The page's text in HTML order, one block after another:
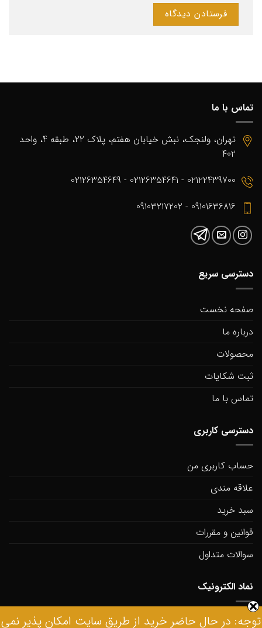
تماس با ما
تهران، ولنجک، نبش خیابان هفتم، پلاک 22، طبقه 4، واحد
402
02122439700 - 02126354641 - 02126354649
09101636816 - 09103217202
دسترسی سریع
صفحه نخست
درباره ما
محصولات
ثبت شکایات
تماس با ما
دسترسی کاربری
حساب کاربری من
علاقه مندی
سبد خرید
قوانین و مقررات
سوالات متداول
نماد الکترونیک
توجه: در حال حاضر خرید از طریق سایت امکان پذیر نمی